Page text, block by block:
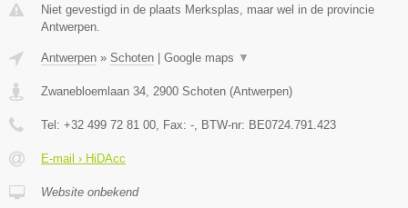
Niet gevestigd in de plaats Merksplas, maar wel in de provincie
Antwerpen.
Antwerpen » Schoten | Google maps ▼
Zwanebloemlaan 34 2900 Schoten (Antwerpen)
Tel: +32 499 72 81 00 , Fax: - , BTW-nr: BE0724.791.423
E-mail › HiDAcc
Website onbekend